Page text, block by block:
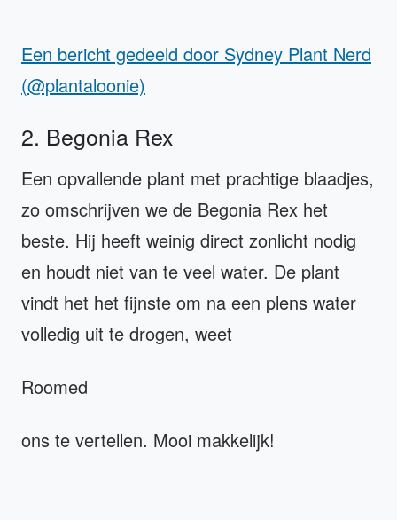
Een bericht gedeeld door Sydney Plant Nerd
(@plantaloonie)
2. Begonia Rex
Een opvallende plant met prachtige blaadjes,
zo omschrijven we de Begonia Rex het
beste. Hij heeft weinig direct zonlicht nodig
en houdt niet van te veel water. De plant
vindt het het fijnste om na een plens water
volledig uit te drogen, weet
Roomed
ons te vertellen. Mooi makkelijk!